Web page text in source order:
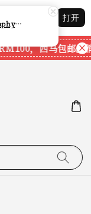
打开
，西马包邮。
(佛光文化) 抄经笔墨胆 Calligraphy Writing Pen Refill Pack CPS40 现货速发